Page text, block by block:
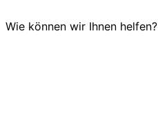
Wie können wir Ihnen helfen?